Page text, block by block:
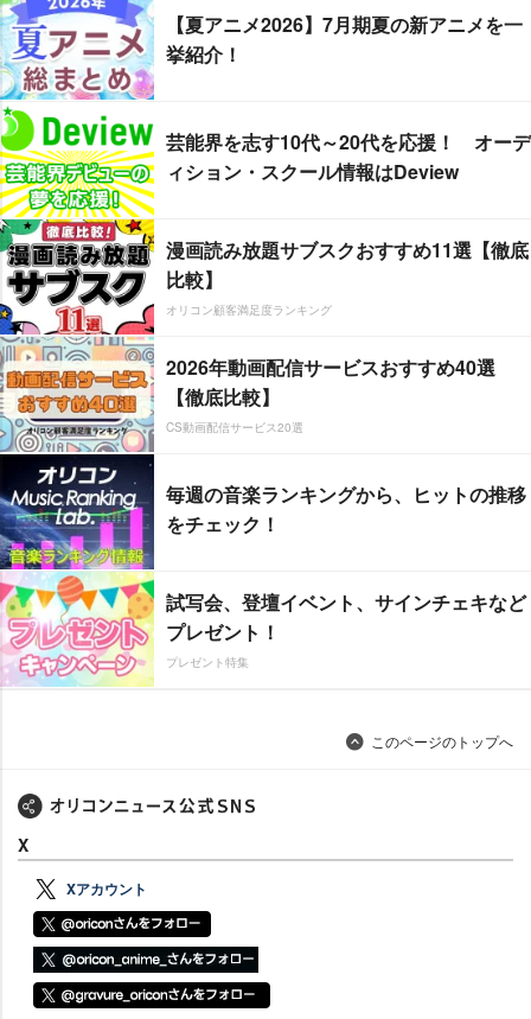
【夏アニメ2026】7月期夏の新アニメを一
挙紹介！
芸能界を志す10代～20代を応援！ オーデ
ィション・スクール情報はDeview
漫画読み放題サブスクおすすめ11選【徹底
比較】
オリコン顧客満足度ランキング
2026年動画配信サービスおすすめ40選
【徹底比較】
CS動画配信サービス20選
毎週の音楽ランキングから、ヒットの推移
をチェック！
試写会、登壇イベント、サインチェキなど
プレゼント！
プレゼント特集
このページのトップへ
X
Xアカウント